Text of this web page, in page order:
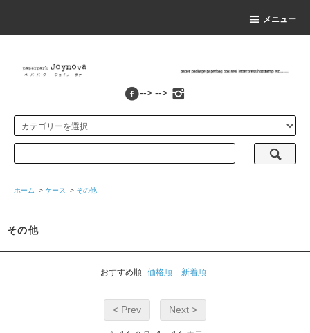
メニュー
--> -->
ホーム > ケース > その他
その他
おすすめ順 価格順 新着順
< Prev Next >